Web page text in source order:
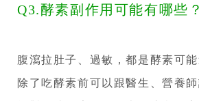
Q3.酵素副作用可能有哪些？
腹瀉拉肚子、過敏，都是酵素可能
除了吃酵素前可以跟醫生、營養